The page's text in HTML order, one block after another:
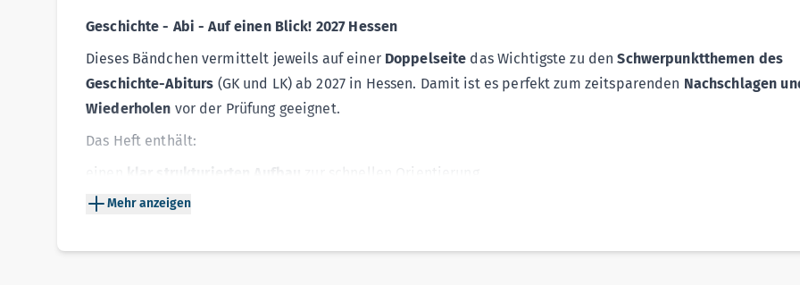
Geschichte - Abi - Auf einen Blick! 2027 Hessen
Dieses Bändchen vermittelt jeweils auf einer Doppelseite das Wichtigste zu denSchwerpunktthemen des
Geschichte-Abiturs (GK und LK) ab 2027 in Hessen. Damit ist es perfekt zum zeitsparenden Nachschlagen
Wiederholen vor der Prüfung geeignet.
Das Heft enthält:
einen klar strukturierten Aufbau
zur schnellen Orientierung
zusammenfassende
die zentralenabiturrelevanten Themenbereichein Stichpunkten:deutsche Nationalbewegung,Revolution
Mehr anzeigen